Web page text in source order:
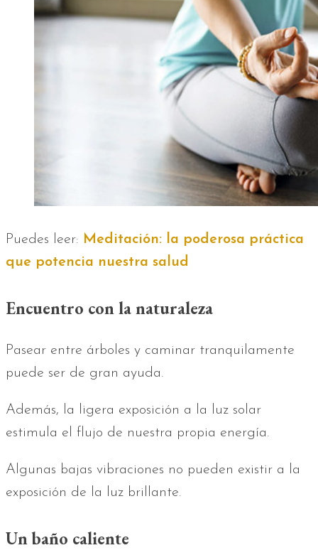
Puedes leer: Meditación: la poderosa práctica
que potencia nuestra salud
Encuentro con la naturaleza
Pasear entre árboles y caminar tranquilamente
puede ser de gran ayuda.
Además, la ligera exposición a la luz solar
estimula el flujo de nuestra propia energía.
Algunas bajas vibraciones no pueden existir a la
exposición de la luz brillante.
Un baño caliente